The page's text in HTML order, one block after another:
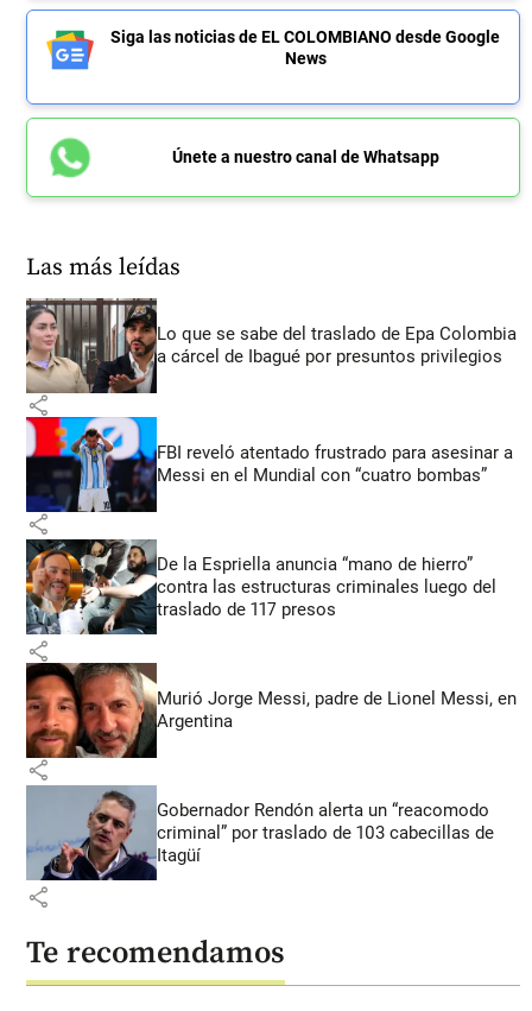
Siga las noticias de EL COLOMBIANO desde Google
News
Únete a nuestro canal de Whatsapp
Las más leídas
Lo que se sabe del traslado de Epa Colombia
a cárcel de Ibagué por presuntos privilegios
share
FBI reveló atentado frustrado para asesinar a
Messi en el Mundial con “cuatro bombas”
share
De la Espriella anuncia “mano de hierro”
contra las estructuras criminales luego del
traslado de 117 presos
share
Murió Jorge Messi, padre de Lionel Messi, en
Argentina
share
Gobernador Rendón alerta un “reacomodo
criminal” por traslado de 103 cabecillas de
Itagüí
share
Te recomendamos